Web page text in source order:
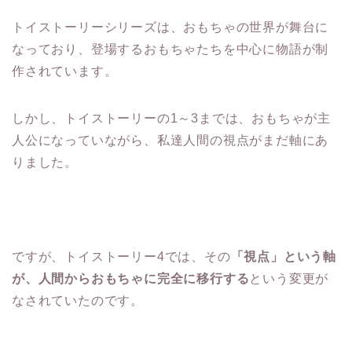
トイストーリーシリーズは、おもちゃの世界が舞台に
なっており、登場するおもちゃたちを中心に物語が制
作されています。
しかし、トイストーリーの1～3までは、おもちゃが主
人公になっていながら、私達人間の視点がまだ軸にあ
りました。
ですが、トイストーリー4では、その 「視点」という軸
が、人間からおもちゃに完全に移行する という変更が
なされていたのです。